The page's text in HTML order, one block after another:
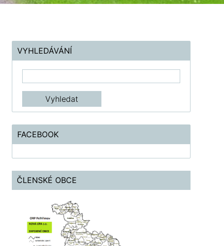
VYHLEDÁVÁNÍ
FACEBOOK
ČLENSKÉ OBCE